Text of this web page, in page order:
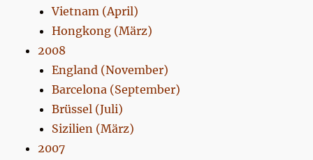
Vietnam (April)
Hongkong (März)
2008
England (November)
Barcelona (September)
Brüssel (Juli)
Sizilien (März)
2007